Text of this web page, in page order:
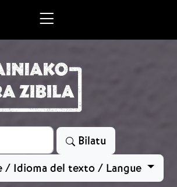
Bilatu
/ Idioma del texto / Langue